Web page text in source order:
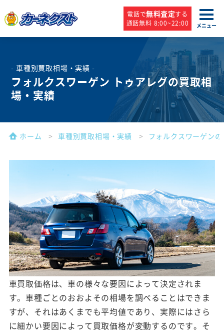
電話で無料査定する
通話無料 8:00~22:00
メニュー
- 車種別買取相場・実績 -
フォルクスワーゲン トゥアレグの買取相
場・実績
ホーム 車種別買取相場・実績 フォルクスワーゲン
車買取価格は、車の様々な要因によって決定されま
す。車種ごとのおおよその相場を調べることはできま
すが、それはあくまでも平均値であり、実際にはさら
に細かい要因によって買取価格が変動するのです。そ